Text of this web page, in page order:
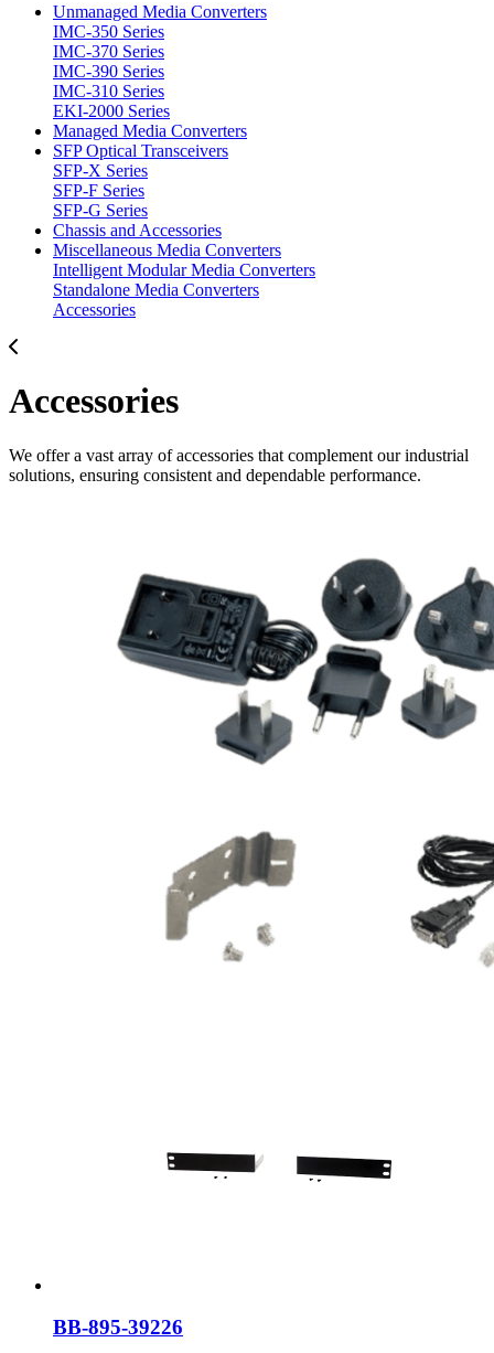
Unmanaged Media Converters
IMC-350 Series
IMC-370 Series
IMC-390 Series
IMC-310 Series
EKI-2000 Series
Managed Media Converters
SFP Optical Transceivers
SFP-X Series
SFP-F Series
SFP-G Series
Chassis and Accessories
Miscellaneous Media Converters
Intelligent Modular Media Converters
Standalone Media Converters
Accessories
Accessories
We offer a vast array of accessories that complement our industrial
solutions, ensuring consistent and dependable performance.
BB-895-39226